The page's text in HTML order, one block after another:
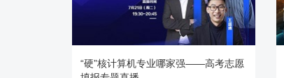
“硬”核计算机专业哪家强——高考志愿